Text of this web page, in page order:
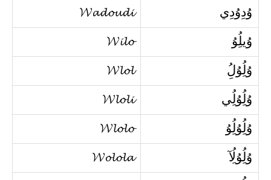
وُدِوُدِي 𝓦𝓪𝓭𝓸𝓾𝓭𝓲
وُيلُِوُ 𝓦𝓲𝓵𝓸
وُلُِوُلُِ 𝓦𝓵𝓸𝓵
وُلُِوُلُِي 𝓦𝓵𝓸𝓵𝓲
وُلُِوُلُِوُ 𝓦𝓵𝓸𝓵𝓸
وُلُِوُلُِآ 𝓦𝓸𝓵𝓸𝓵𝓪